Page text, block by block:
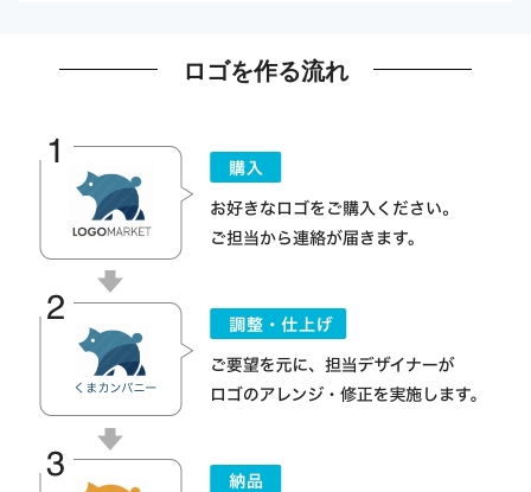
ロゴを作る流れ